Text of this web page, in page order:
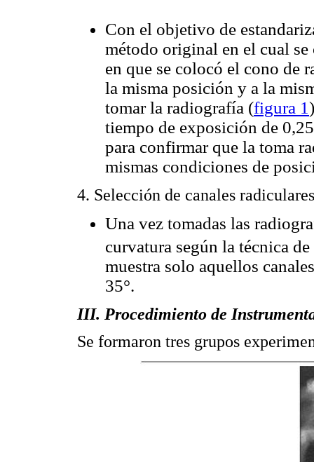
Con el objetivo de
método original en el cual
en que se colocó el cono de
la misma posición y a la
tomar la radiografía (figura 1
tiempo de exposición de
para confirmar que la toma
mismas condiciones de
4. Selección de canales
Una vez tomadas las
curvatura según la técnica
muestra solo aquellos
35°.
III. Procedimiento de
Se formaron tres grupos